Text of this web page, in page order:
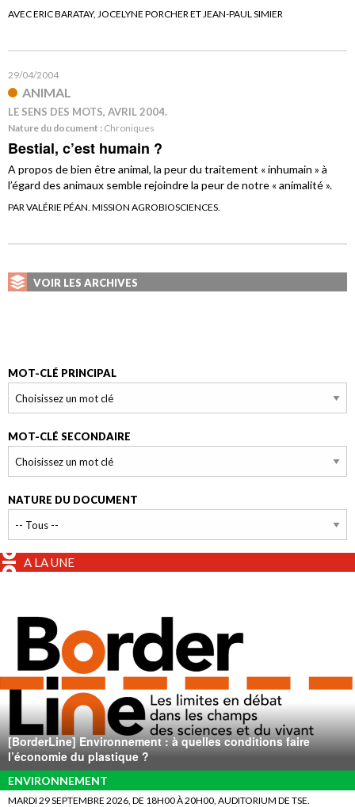
AVEC ERIC BARATAY, JOCELYNE PORCHER ET JEAN-PAUL SIMIER
29/04/2004
ANIMAL
LE SENS DES MOTS, AVRIL 2004.
Nature du document : Chroniques
Bestial, c’est humain ?
A propos de bien être animal, la peur du traitement « inhumain » à
l’égard des animaux semble rejoindre la peur de notre « animalité ».
PAR VALÉRIE PÉAN. MISSION AGROBIOSCIENCES.
VOIR LES ARCHIVES
MOT-CLÉ PRINCIPAL
MOT-CLÉ SECONDAIRE
NATURE DU DOCUMENT
A LA UNE
[BorderLine] Environnement : à quelles conditions faire
l’économie du plastique ?
ENVIRONNEMENT
MARDI 29 SEPTEMBRE 2026, DE 18H00 À 20H00, AUDITORIUM DE TSE.